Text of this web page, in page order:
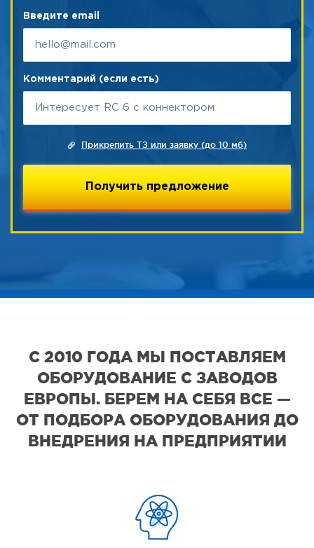
Введите email
Комментарий (если есть)
Прикрепить ТЗ или заявку (до 10 мб)
С 2010 ГОДА МЫ ПОСТАВЛЯЕМ
ОБОРУДОВАНИЕ С ЗАВОДОВ
ЕВРОПЫ. БЕРЕМ НА СЕБЯ ВСЕ —
ОТ ПОДБОРА ОБОРУДОВАНИЯ ДО
ВНЕДРЕНИЯ НА ПРЕДПРИЯТИИ